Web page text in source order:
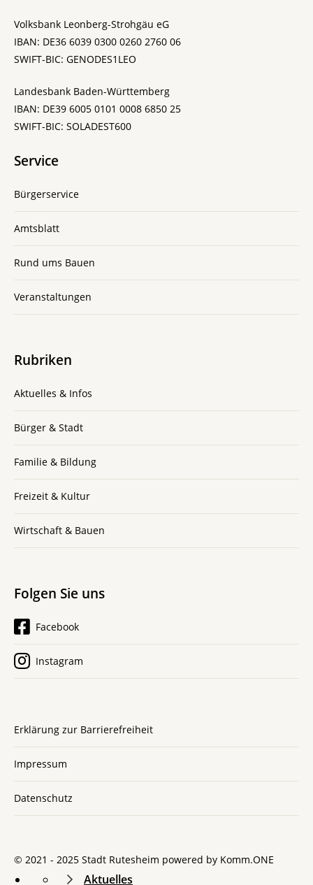
Volksbank Leonberg-Strohgäu eG
IBAN: DE36 6039 0300 0260 2760 06
SWIFT-BIC: GENODES1LEO
Landesbank Baden-Württemberg
IBAN: DE39 6005 0101 0008 6850 25
SWIFT-BIC: SOLADEST600
Service
Bürgerservice
Amtsblatt
Rund ums Bauen
Veranstaltungen
Rubriken
Aktuelles & Infos
Bürger & Stadt
Familie & Bildung
Freizeit & Kultur
Wirtschaft & Bauen
Folgen Sie uns
Facebook
Instagram
Erklärung zur Barrierefreiheit
Impressum
Datenschutz
© 2021 - 2025 Stadt Rutesheim powered by Komm.ONE
Aktuelles